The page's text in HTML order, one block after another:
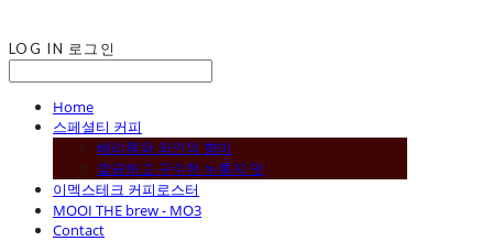
LOG IN 로그인
Home
스페셜티 커피
베리류와 와인의 향미
깔끔하고 구수한 누룽지 맛
이멕스테크 커피로스터
MOOI THE brew - MO3
Contact